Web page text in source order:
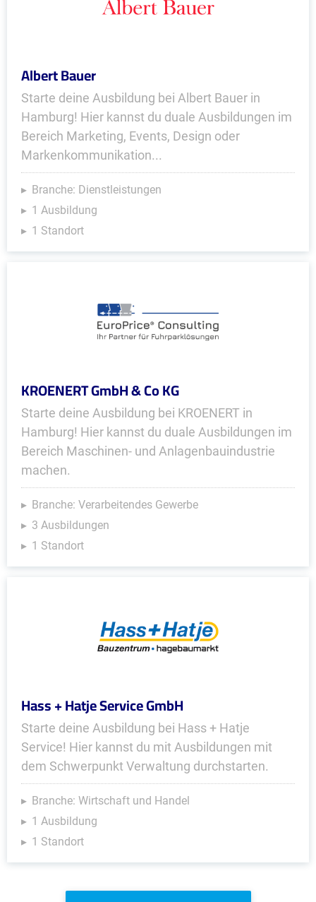
Albert Bauer
Starte deine Ausbildung bei Albert Bauer in
Hamburg! Hier kannst du duale Ausbildungen im
Bereich Marketing, Events, Design oder
Markenkommunikation...
Branche: Dienstleistungen
1 Ausbildung
1 Standort
KROENERT GmbH & Co KG
Starte deine Ausbildung bei KROENERT in
Hamburg! Hier kannst du duale Ausbildungen im
Bereich Maschinen- und Anlagenbauindustrie
machen.
Branche: Verarbeitendes Gewerbe
3 Ausbildungen
1 Standort
Hass + Hatje Service GmbH
Starte deine Ausbildung bei Hass + Hatje
Service! Hier kannst du mit Ausbildungen mit
dem Schwerpunkt Verwaltung durchstarten.
Branche: Wirtschaft und Handel
1 Ausbildung
1 Standort